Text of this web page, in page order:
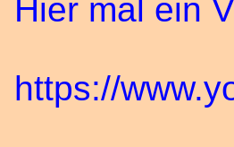
Hier mal ein
https://